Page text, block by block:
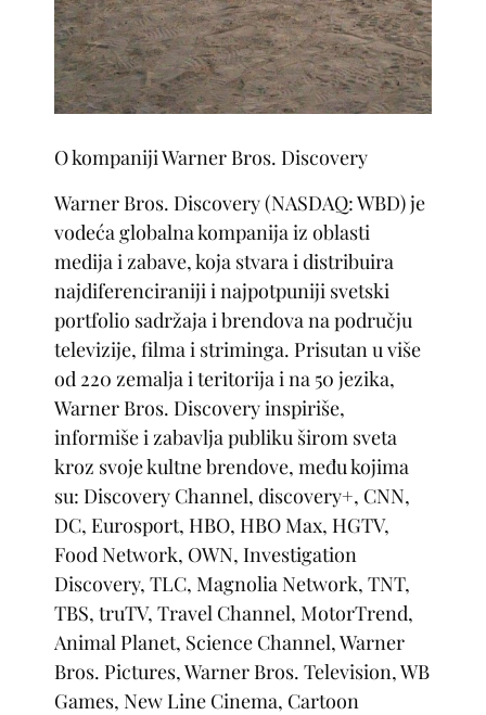
O kompaniji Warner Bros. Discovery
Warner Bros. Discovery (NASDAQ: WBD) je
vodeća globalna kompanija iz oblasti
medija i zabave, koja stvara i distribuira
najdiferenciraniji i najpotpuniji svetski
portfolio sadržaja i brendova na području
televizije, filma i striminga. Prisutan u više
od 220 zemalja i teritorija i na 50 jezika,
Warner Bros. Discovery inspiriše,
informiše i zabavlja publiku širom sveta
kroz svoje kultne brendove, među kojima
su: Discovery Channel, discovery+, CNN,
DC, Eurosport, HBO, HBO Max, HGTV,
Food Network, OWN, Investigation
Discovery, TLC, Magnolia Network, TNT,
TBS, truTV, Travel Channel, MotorTrend,
Animal Planet, Science Channel, Warner
Bros. Pictures, Warner Bros. Television, WB
Games, New Line Cinema, Cartoon